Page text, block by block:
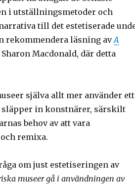
i utställningsmetoder och
till det estetiserade
rekommendera läsning av A
Sharon Macdonald, där detta
själva allt mer använder ett
in konstnärer, särskilt
behov av att vara
remixa.
om just estetiseringen av
museer gå i användningen av